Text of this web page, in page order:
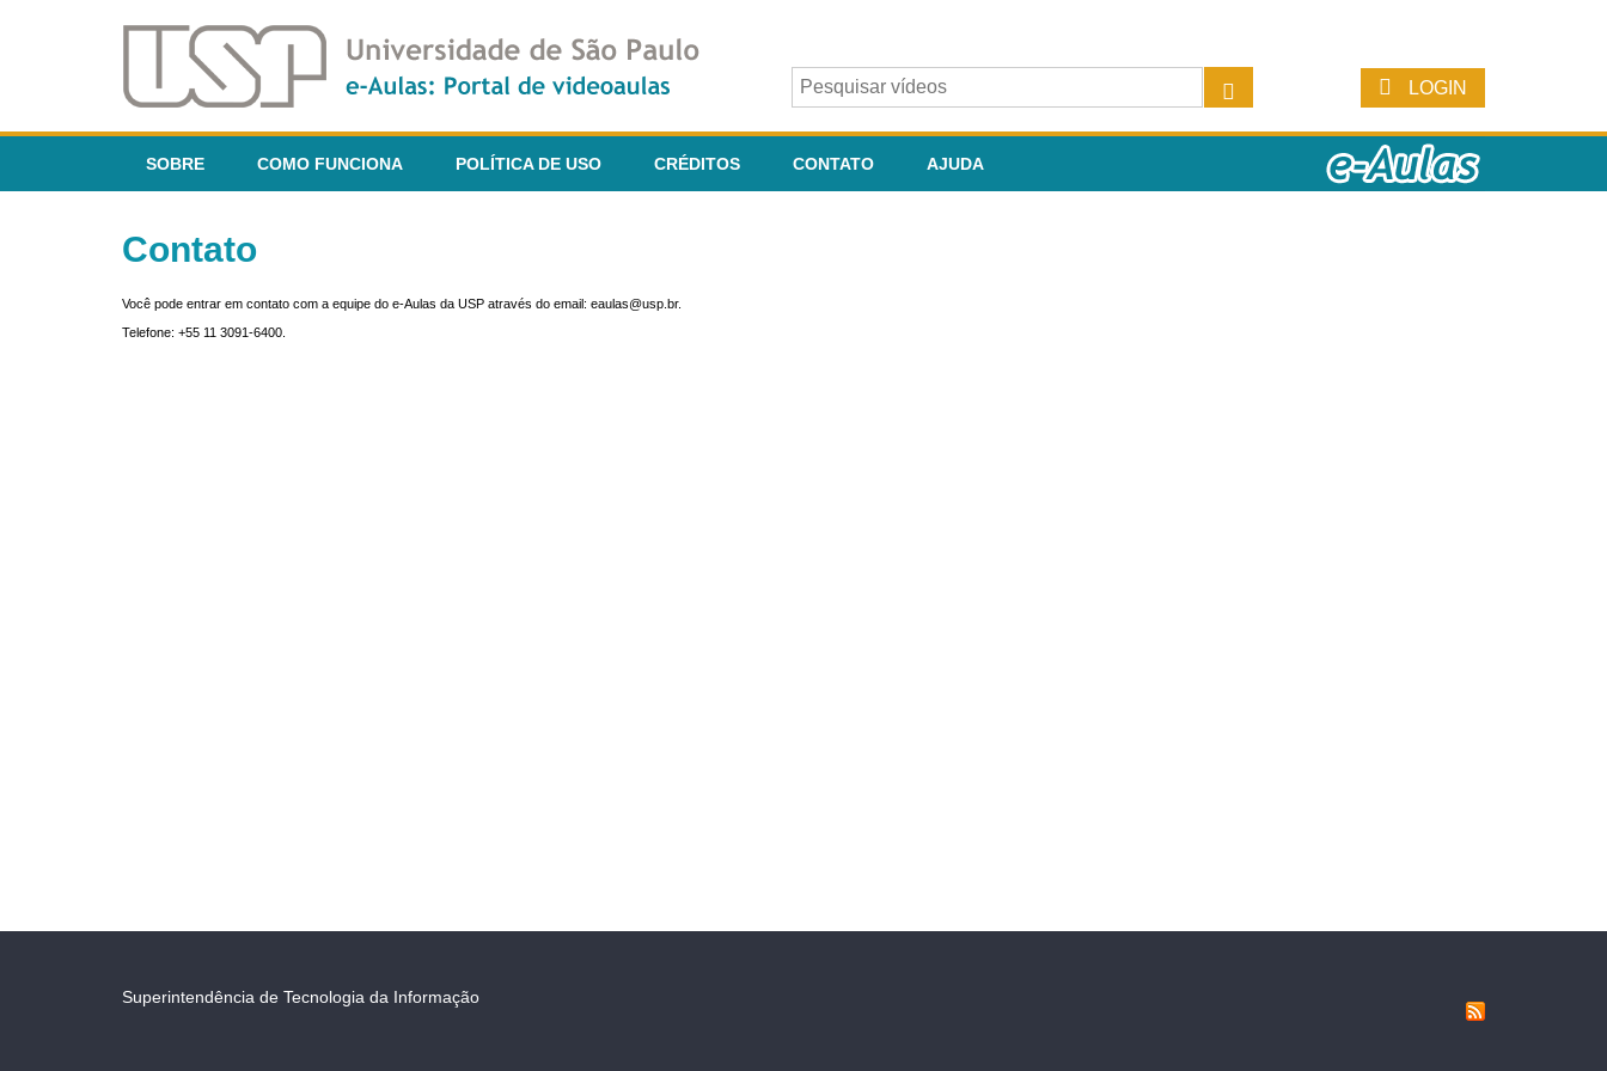
LOGIN
SOBRE COMO FUNCIONA POLÍTICA DE USO CRÉDITOS CONTATO AJUDA
Contato
Você pode entrar em contato com a equipe do e-Aulas da USP através do email: eaulas@usp.br.
Telefone: +55 11 3091-6400.
Superintendência de Tecnologia da Informação